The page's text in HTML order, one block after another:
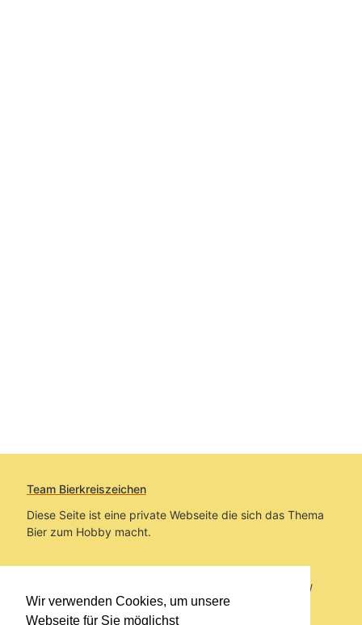
Wir verwenden Cookies, um unsere
Webseite für Sie möglichst
Team Bierkreiszeichen
Diese Seite ist eine private Webseite die sich das Thema
Bier zum Hobby macht.
Sie befinden sich auf https://www.bierkreiszeichen.at/
im Pfad:Bierkreiszeichen/Gesammelte Biere